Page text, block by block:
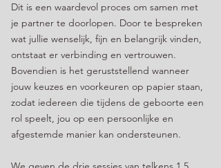
Dit is een waardevol proces om samen met
je partner te doorlopen. Door te bespreken
wat jullie wenselijk, fijn en belangrijk vinden,
ontstaat er verbinding en vertrouwen.
Bovendien is het geruststellend wanneer
jouw keuzes en voorkeuren op papier staan,
zodat iedereen die tijdens de geboorte een
rol speelt, jou op een persoonlijke en
afgestemde manier kan ondersteunen.